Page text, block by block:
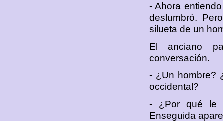
- Ahora
deslumbró.
silueta de un
El anciano
conversación.
- ¿Un hombre?
occidental?
- ¿Por qué le
Enseguida